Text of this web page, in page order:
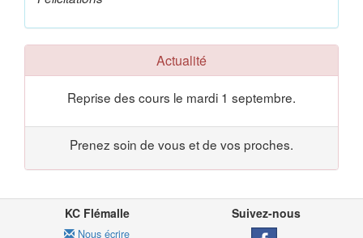
Actualité
Reprise des cours le mardi 1 septembre.
Prenez soin de vous et de vos proches.
KC Flémalle
Nous écrire
Suivez-nous